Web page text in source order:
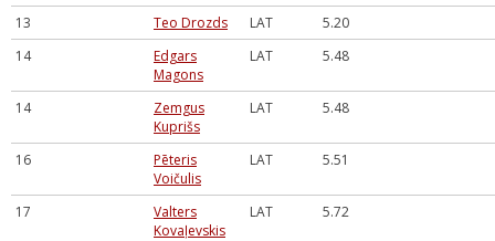
13 Teo Drozds LAT
5.20
14
Edgars
Magons
LAT 5.48
14
Zemgus
Kuprišs
LAT 5.48
16
Pēteris
Voičulis
LAT 5.51
17
Valters
Kovaļevskis
LAT 5.72